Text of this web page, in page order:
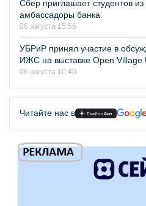
Сбер приглашает студентов из
амбассадоры банка
06 августа 15:56
УБРиР принял участие в
ИЖС на выставке Open Village
06 августа 10:40
Читайте нас в